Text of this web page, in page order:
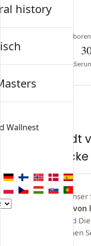
Gemälde,
Rembrandt
Kunstdrucke
Entdecken Sie
Kunstdrucken
Nachtwache und
seinen zahlreichen
history
Wallnest